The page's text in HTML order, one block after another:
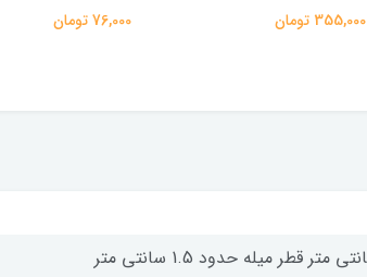
355,000 تومان 76,000 تومان